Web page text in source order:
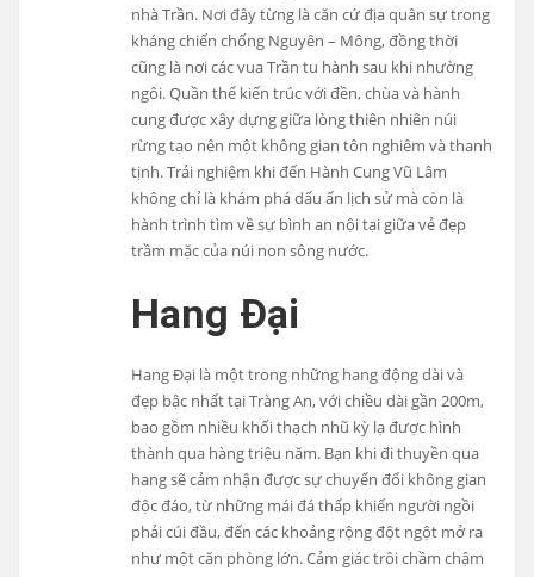
nhà Trần. Nơi đây từng là căn cứ địa quân sự trong
kháng chiến chống Nguyên – Mông, đồng thời
cũng là nơi các vua Trần tu hành sau khi nhường
ngôi. Quần thể kiến trúc với đền, chùa và hành
cung được xây dựng giữa lòng thiên nhiên núi
rừng tạo nên một không gian tôn nghiêm và thanh
tịnh. Trải nghiệm khi đến Hành Cung Vũ Lâm
không chỉ là khám phá dấu ấn lịch sử mà còn là
hành trình tìm về sự bình an nội tại giữa vẻ đẹp
trầm mặc của núi non sông nước.
Hang Đại
Hang Đại là một trong những hang động dài và
đẹp bậc nhất tại Tràng An, với chiều dài gần 200m,
bao gồm nhiều khối thạch nhũ kỳ lạ được hình
thành qua hàng triệu năm. Bạn khi đi thuyền qua
hang sẽ cảm nhận được sự chuyển đổi không gian
độc đáo, từ những mái đá thấp khiến người ngồi
phải cúi đầu, đến các khoảng rộng đột ngột mở ra
như một căn phòng lớn. Cảm giác trôi chầm chậm